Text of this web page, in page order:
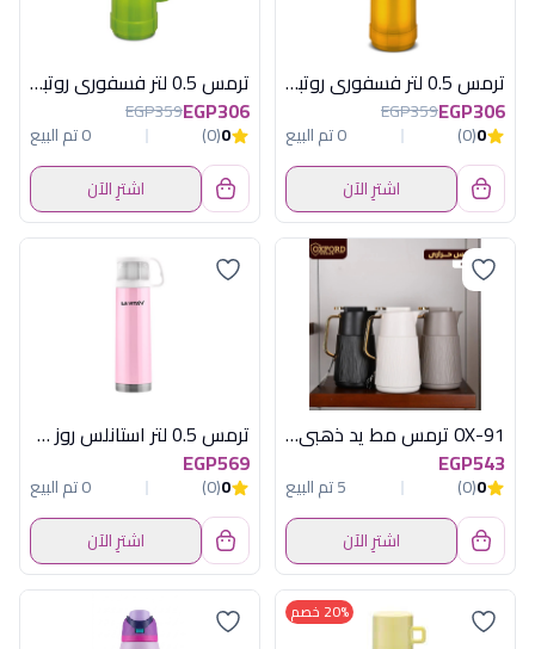
ترمس 0.5 لتر فسفورى روتبونكت المانى
EGP306
EGP359
0
(0)
0 تم البيع
اشترِ الآن
ترمس 0.5 لتر فسفورى روتبونكت المانى
EGP306
EGP359
0
(0)
0 تم البيع
اشترِ الآن
OX-91 ترمس مط يد ذهبي اكسفورد
EGP543
0
(0)
5 تم البيع
اشترِ الآن
ترمس 0.5 لتر استانلس روز + كوب
EGP569
0
(0)
0 تم البيع
اشترِ الآن
20% خصم